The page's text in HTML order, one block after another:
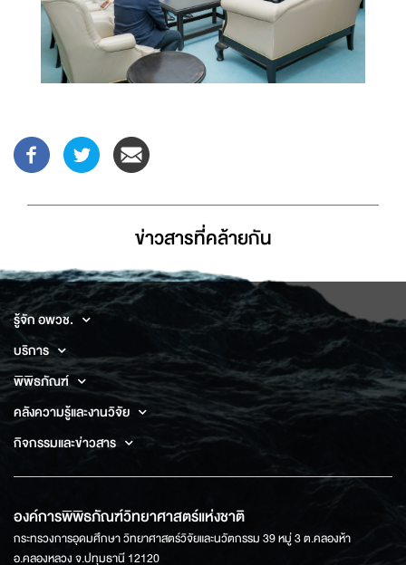
ข่าวสารที่่คล้ายกัน
รู้จัก อพวช.
บริการ
พิพิธภัณฑ์
คลังความรู้และงานวิจัย
กิจกรรมและข่าวสาร
องค์การพิพิธภัณฑ์วิทยาศาสตร์แห่งชาติ
กระทรวงการอุดมศึกษา วิทยาศาสตร์วิจัยและนวัตกรรม 39 หมู่ 3 ต.คลองห้า
อ.คลองหลวง จ.ปทุมธานี 12120